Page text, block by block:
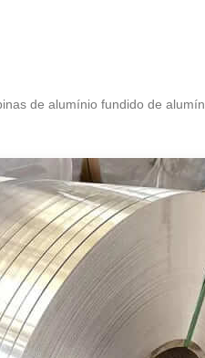
de alumínio fundido de